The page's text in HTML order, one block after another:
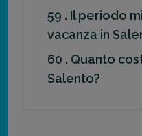
59 . Il periodo
vacanza in
60 . Quanto
Salento?